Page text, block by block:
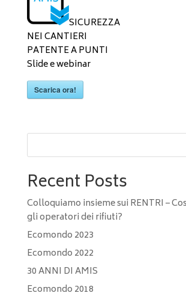
SICUREZZA
NEI CANTIERI
PATENTE A PUNTI
Slide e webinar
Scarica ora!
Recent Posts
Colloquiamo insieme sui RENTRI –
gli operatori dei rifiuti?
Ecomondo 2023
Ecomondo 2022
30 ANNI DI AMIS
Ecomondo 2018